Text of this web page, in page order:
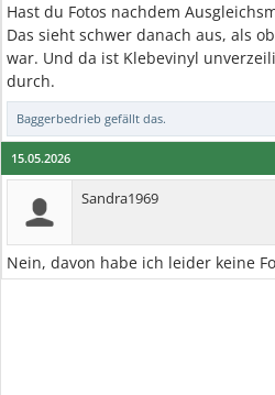
Hast du Fotos nachdem
Das sieht schwer danach aus, als
war. Und da ist Klebevinyl
durch.
Baggerbedrieb gefällt das.
15.05.2026
Sandra1969
Nein, davon habe ich leider keine